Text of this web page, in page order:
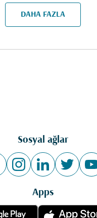
DAHA FAZLA
Sosyal ağlar
Apps